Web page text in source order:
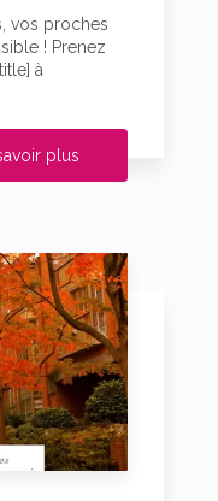
vos proches
! Prenez
à
plus